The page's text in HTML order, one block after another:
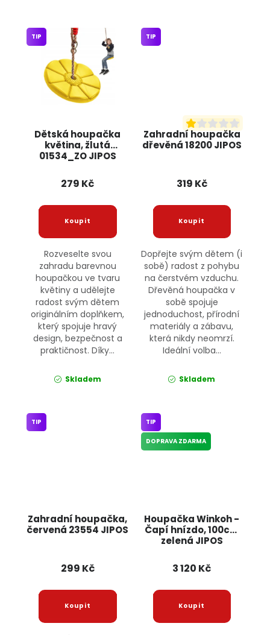
Dětská houpačka
květina, žlutá
01534_ZO JIPOS
TIP
279 Kč
Rozveselte svou
zahradu barevnou
houpačkou ve tvaru
květiny a udělejte
radost svým dětem
originálním doplňkem,
který spojuje hravý
design, bezpečnost a
praktičnost. Díky...
Skladem
Zahradní houpačka
dřevěná 18200 JIPOS
TIP
319 Kč
Dopřejte svým dětem (i
sobě) radost z pohybu
na čerstvém vzduchu.
Dřevěná houpačka v
sobě spojuje
jednoduchost, přírodní
materiály a zábavu,
která nikdy neomrzí.
Ideální volba...
Skladem
Zahradní houpačka,
červená 23554 JIPOS
TIP
299 Kč
Houpačka Winkoh -
Čapí hnízdo, 100cm
zelená JIPOS
TIP
DOPRAVA ZDARMA
3 120 Kč